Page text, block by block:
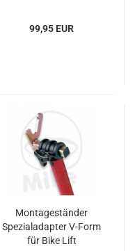
99,95 EUR
Montageständer
Spezialadapter V-Form
für Bike Lift